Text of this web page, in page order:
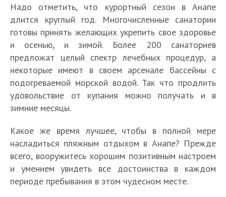
Надо отметить, что курортный сезон в Анапе
длится круглый год. Многочисленные санатории
готовы принять желающих укрепить свое здоровье
и осенью, и зимой. Более 200 санаториев
предложат целый спектр лечебных процедур, а
некоторые имеют в своем арсенале бассейны с
подогреваемой морской водой. Так что продлить
удовольствие от купания можно получать и в
зимние месяцы.
Какое же время лучшее, чтобы в полной мере
насладиться пляжным отдыхом в Анапе? Прежде
всего, вооружитесь хорошим позитивным настроем
и умением увидеть все достоинства в каждом
периоде пребывания в этом чудесном месте.